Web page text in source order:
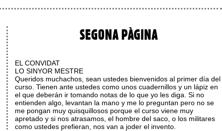
SEGONA PÀGINA
EL CONVIDAT
LO SINYOR MESTRE
Queridos muchachos, sean ustedes bienvenidos al primer día del
curso. Tienen ante ustedes como unos cuadernillos y un lápiz en
el que deberán ir tomando notas de lo que yo les diga. Si no
entienden algo, levantan la mano y me lo preguntan pero no se
me pongan muy quisquillosos porque el curso viene muy
apretado y si nos atrasamos, el hombre del saco, o los militares
como ustedes prefieran, nos van a joder el invento.